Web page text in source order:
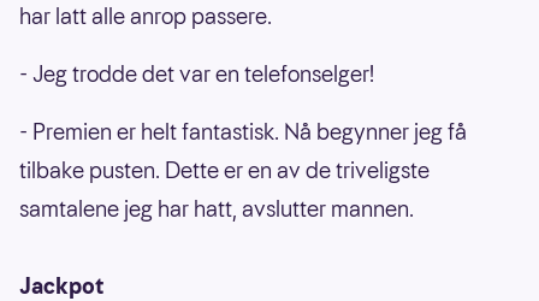
har latt alle anrop passere.
- Jeg trodde det var en telefonselger!
- Premien er helt fantastisk. Nå begynner jeg få
tilbake pusten. Dette er en av de triveligste
samtalene jeg har hatt, avslutter mannen.
Jackpot